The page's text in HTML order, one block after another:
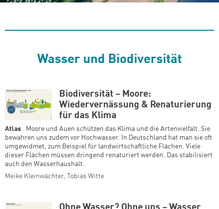
Wasser und Biodiversität
Biodiversität – Moore:
Wiedervernässung & Renaturierung
für das Klima
Atlas
Moore und Auen schützen das Klima und die Artenvielfalt. Sie
bewahren uns zudem vor Hochwasser. In Deutschland hat man sie oft
umgewidmet, zum Beispiel für landwirtschaftliche Flächen. Viele
dieser Flächen müssen dringend renaturiert werden. Das stabilisiert
auch den Wasserhaushalt.
Meike Kleinwächter, Tobias Witte